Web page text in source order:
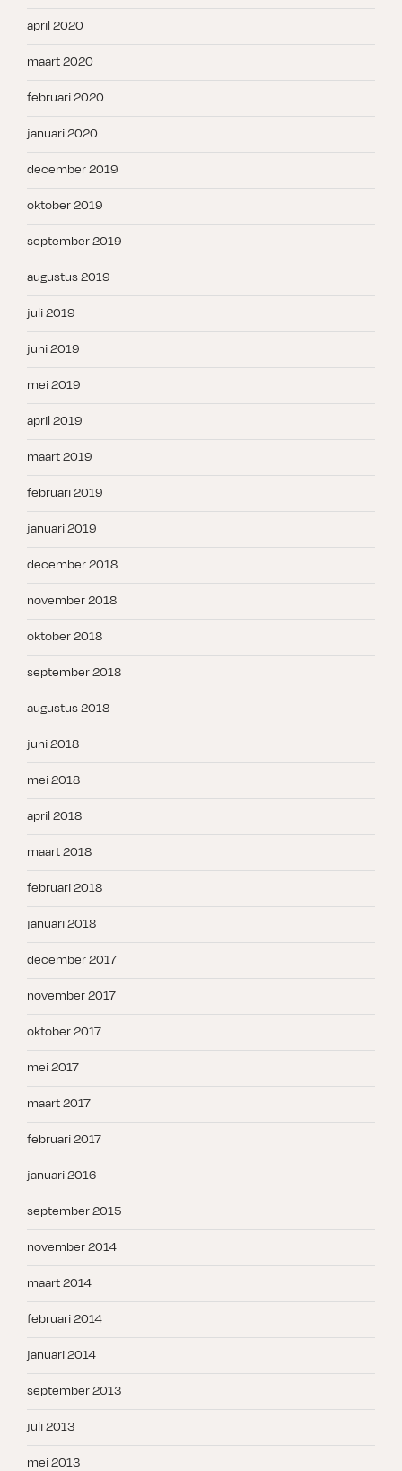
april 2020
maart 2020
februari 2020
januari 2020
december 2019
oktober 2019
september 2019
augustus 2019
juli 2019
juni 2019
mei 2019
april 2019
maart 2019
februari 2019
januari 2019
december 2018
november 2018
oktober 2018
september 2018
augustus 2018
juni 2018
mei 2018
april 2018
maart 2018
februari 2018
januari 2018
december 2017
november 2017
oktober 2017
mei 2017
maart 2017
februari 2017
januari 2016
september 2015
november 2014
maart 2014
februari 2014
januari 2014
september 2013
juli 2013
mei 2013